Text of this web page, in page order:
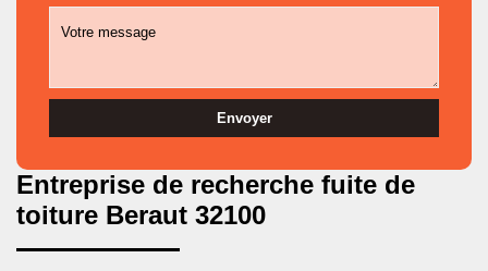
Entreprise de recherche fuite de
toiture Beraut 32100